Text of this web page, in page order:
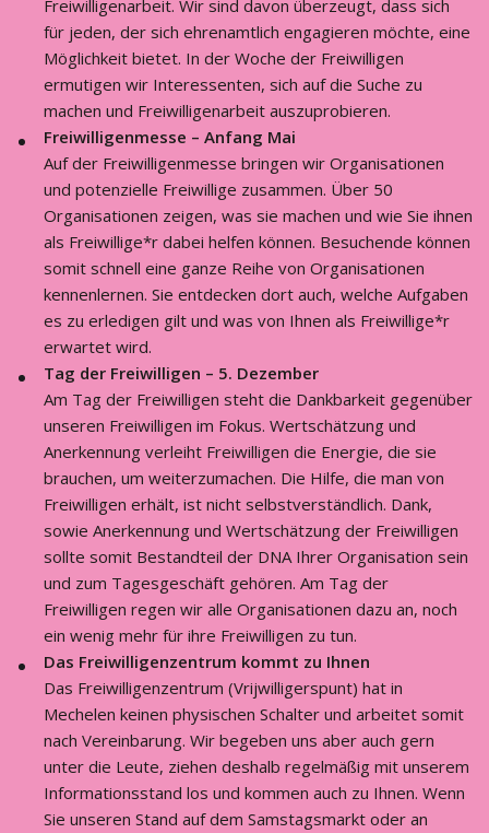
Freiwilligenarbeit. Wir sind davon überzeugt, dass sich
für jeden, der sich ehrenamtlich engagieren möchte, eine
Möglichkeit bietet. In der Woche der Freiwilligen
ermutigen wir Interessenten, sich auf die Suche zu
machen und Freiwilligenarbeit auszuprobieren.
Freiwilligenmesse – Anfang Mai
Auf der Freiwilligenmesse bringen wir Organisationen
und potenzielle Freiwillige zusammen. Über 50
Organisationen zeigen, was sie machen und wie Sie ihnen
als Freiwillige*r dabei helfen können. Besuchende können
somit schnell eine ganze Reihe von Organisationen
kennenlernen. Sie entdecken dort auch, welche Aufgaben
es zu erledigen gilt und was von Ihnen als Freiwillige*r
erwartet wird.
Tag der Freiwilligen – 5. Dezember
Am Tag der Freiwilligen steht die Dankbarkeit gegenüber
unseren Freiwilligen im Fokus. Wertschätzung und
Anerkennung verleiht Freiwilligen die Energie, die sie
brauchen, um weiterzumachen. Die Hilfe, die man von
Freiwilligen erhält, ist nicht selbstverständlich. Dank,
sowie Anerkennung und Wertschätzung der Freiwilligen
sollte somit Bestandteil der DNA Ihrer Organisation sein
und zum Tagesgeschäft gehören. Am Tag der
Freiwilligen regen wir alle Organisationen dazu an, noch
ein wenig mehr für ihre Freiwilligen zu tun.
Das Freiwilligenzentrum kommt zu Ihnen
Das Freiwilligenzentrum (Vrijwilligerspunt) hat in
Mechelen keinen physischen Schalter und arbeitet somit
nach Vereinbarung. Wir begeben uns aber auch gern
unter die Leute, ziehen deshalb regelmäßig mit unserem
Informationsstand los und kommen auch zu Ihnen. Wenn
Sie unseren Stand auf dem Samstagsmarkt oder an